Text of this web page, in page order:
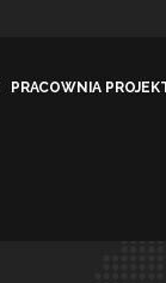
PRACOWNIA